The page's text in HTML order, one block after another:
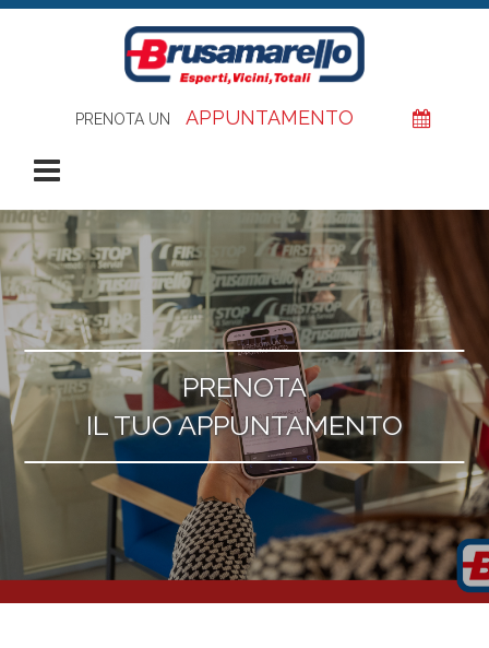
Salta al contenuto principale
PRENOTA UN APPUNTAMENTO
Apri Menù
PRENOTA
IL TUO APPUNTAMENTO